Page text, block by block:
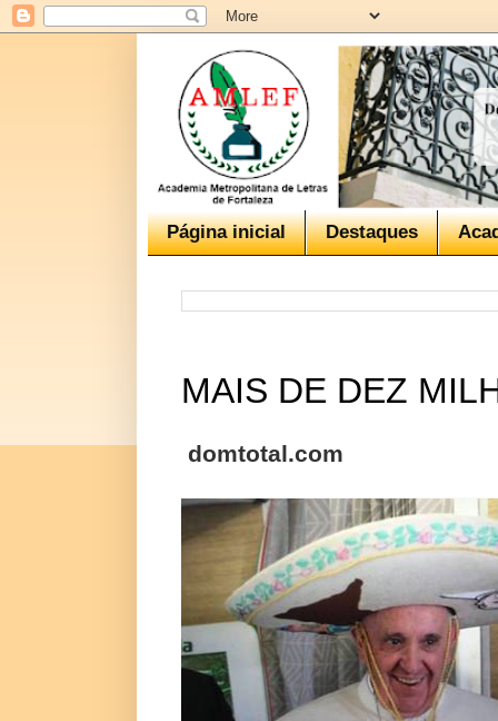
Página inicial Destaques
MAIS DE DEZ
domtotal.com